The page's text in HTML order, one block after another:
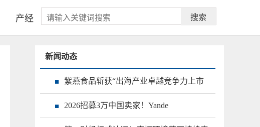
产经 搜索
新闻动态
紫燕食品斩获“出海产业卓越竞争力上市
2026招募3万中国卖家！Yande